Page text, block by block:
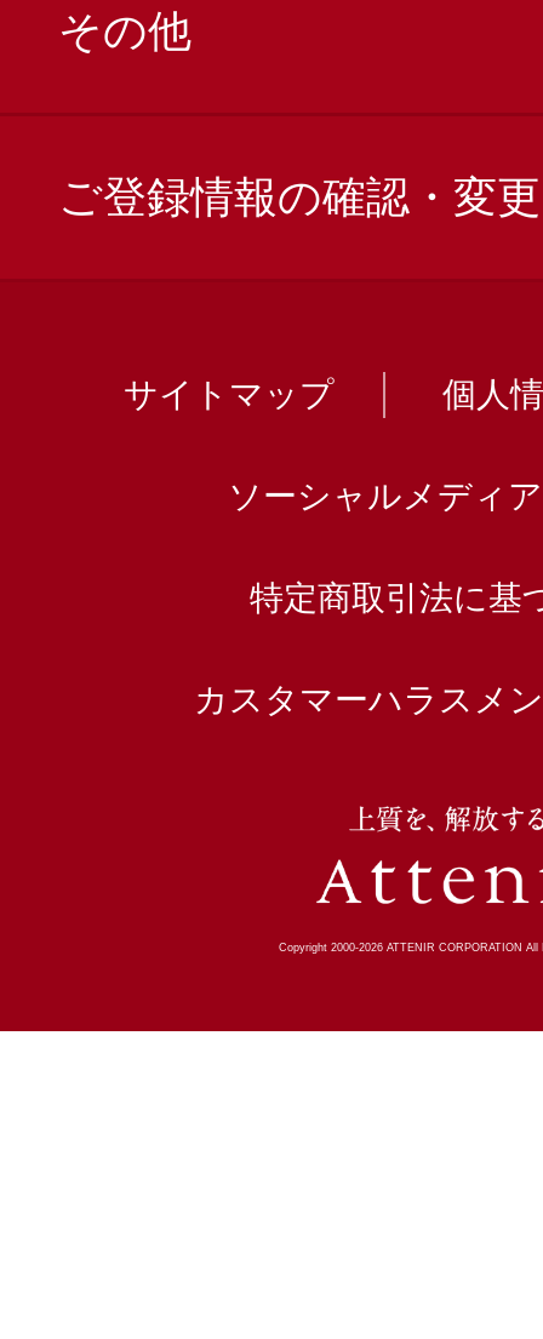
その他
ご登録情報の確認・変更
サイトマップ 個人
ソーシャルメディ
特定商取引法に基
カスタマーハラスメ
Copyright 2000-2026 ATTENIR CORPORATION